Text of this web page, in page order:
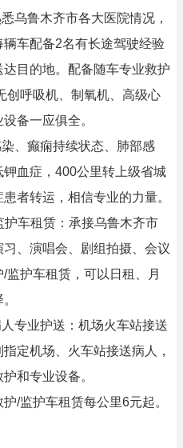
乌鲁木齐市各大医院情况，
车配备2名有长途驾驶经验
目的地。配备随车专业救护
创呼吸机、制氧机、高级心
备一应俱全。
、癫痫持续状态、肺部感
血症，400公里转上级省城
者转运，相信专业的力量。
车租赁：承接乌鲁木齐市
、演唱会、剧组拍摄、会议
监护车租赁，可以日租、月
专业护送：机场火车站接送
定机场、火车站接送病人，
和专业设备。
/监护车租赁每公里6元起。